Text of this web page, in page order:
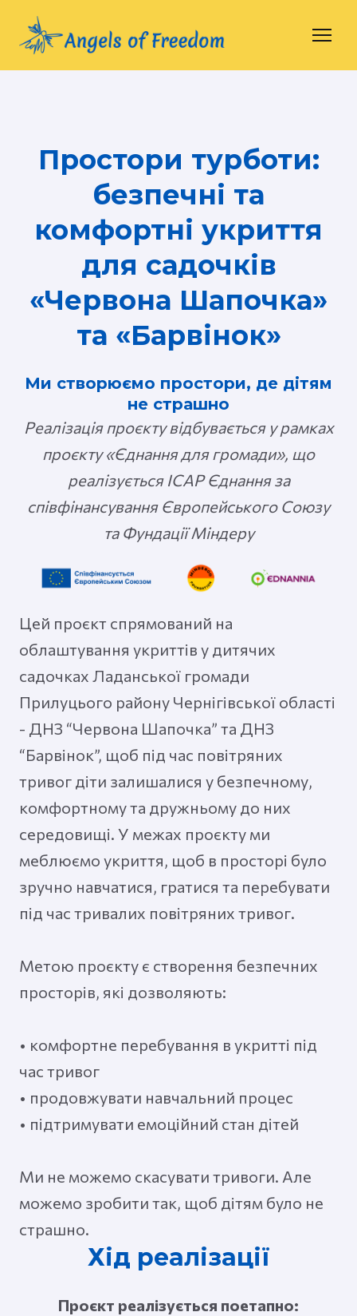
Простори турботи:
безпечні та
комфортні укриття
для садочків
«Червона Шапочка»
та «Барвінок»
Ми створюємо простори, де дітям
не страшно
Реалізація проєкту відбувається у рамках
проєкту «Єднання для громади», що
реалізується ІСАР Єднання за
співфінансування Європейського Союзу
та Фундації Міндеру
Цей проєкт спрямований на
облаштування укриттів у дитячих
садочках Ладанської громади
Прилуцього району Чернігівської області
- ДНЗ “Червона Шапочка” та ДНЗ
“Барвінок”, щоб під час повітряних
тривог діти залишалися у безпечному,
комфортному та дружньому до них
середовищі. У межах проєкту ми
меблюємо укриття, щоб в просторі було
зручно навчатися, гратися та перебувати
під час тривалих повітряних тривог.
Метою проєкту є створення безпечних
просторів, які дозволяють:
• комфортне перебування в укритті під
час тривог
• продовжувати навчальний процес
• підтримувати емоційний стан дітей
Ми не можемо скасувати тривоги. Але
можемо зробити так, щоб дітям було не
страшно.
Хід реалізації
Проєкт реалізується поетапно: